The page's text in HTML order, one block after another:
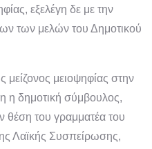
εξελέγη δε με την
των μελών του Δημοτικού
μειοψηφίας στην
η δημοτική σύμβουλος,
του γραμματέα του
Λαϊκής Συσπείρωσης,